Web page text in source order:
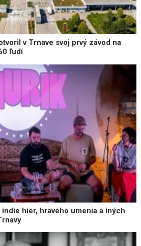
v Trnave svoj prvý závod na
ľudí
indie hier, hravého umenia a iných